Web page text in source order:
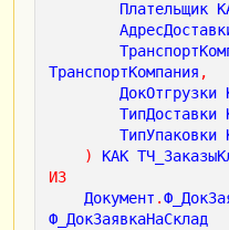
ТабДокОрг.Область(
"C4").Объединить();
ТабДокОрг.Область(
КолВоНоменклатуры+
"C4"). Объединить
ТабДокОрг.Область(
"C5").Объединить();
Плательщик
ТранспортКомпания ,
ДокОтгрузки
ТипДоставки
ТипУпаковки
)
КАК
ИЗ
Документ .
Ф_ДокЗаявкаНаСклад